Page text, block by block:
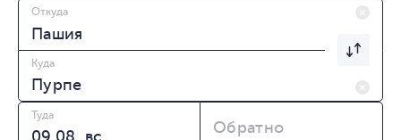
Откуда
Куда
Туда
Обратно